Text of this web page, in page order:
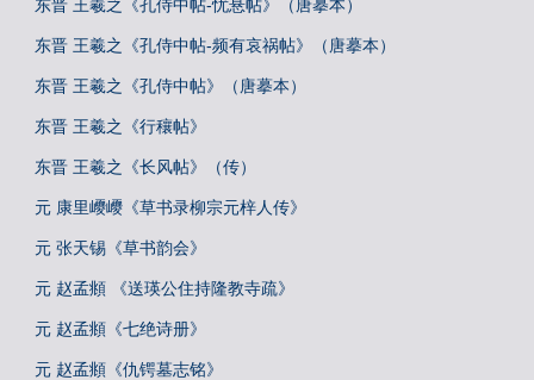
东晋 王羲之《孔侍中帖-忧悬帖》（唐摹本）
东晋 王羲之《孔侍中帖-频有哀祸帖》（唐摹本）
东晋 王羲之《孔侍中帖》（唐摹本）
东晋 王羲之《行穰帖》
东晋 王羲之《长风帖》（传）
元 康里巎巎《草书录柳宗元梓人传》
元 张天锡《草书韵会》
元 赵孟頫 《送瑛公住持隆教寺疏》
元 赵孟頫《七绝诗册》
元 赵孟頫《仇锷墓志铭》